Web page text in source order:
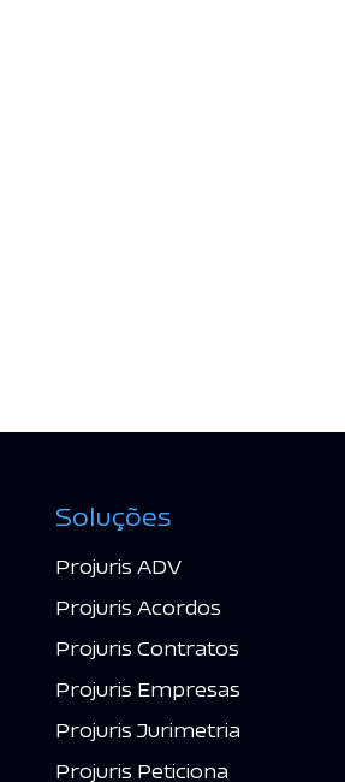
Soluções
Projuris ADV
Projuris Acordos
Projuris Contratos
Projuris Empresas
Projuris Jurimetria
Projuris Peticiona